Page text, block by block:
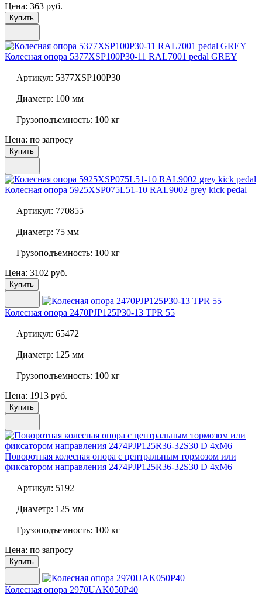
Цена: 363 руб.
Купить
Колесная опора 5377XSP100P30-11 RAL7001 pedal GREY
Артикул: 5377XSP100P30
Диаметр: 100 мм
Грузоподъемность: 100 кг
Цена: по запросу
Купить
Колесная опора 5925XSP075L51-10 RAL9002 grey kick pedal
Артикул: 770855
Диаметр: 75 мм
Грузоподъемность: 100 кг
Цена: 3102 руб.
Купить
Колесная опора 2470PJP125P30-13 TPR 55
Артикул: 65472
Диаметр: 125 мм
Грузоподъемность: 100 кг
Цена: 1913 руб.
Купить
Поворотная колесная опора с центральным тормозом или
фиксатором направления 2474PJP125R36-32S30 D 4xM6
Артикул: 5192
Диаметр: 125 мм
Грузоподъемность: 100 кг
Цена: по запросу
Купить
Колесная опора 2970UAK050P40